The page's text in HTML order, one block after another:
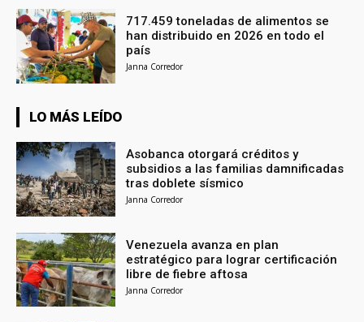
717.459 toneladas de alimentos se
han distribuido en 2026 en todo el
país
Janna Corredor
LO MÁS LEÍDO
Asobanca otorgará créditos y
subsidios a las familias damnificadas
tras doblete sísmico
Janna Corredor
Venezuela avanza en plan
estratégico para lograr certificación
libre de fiebre aftosa
Janna Corredor